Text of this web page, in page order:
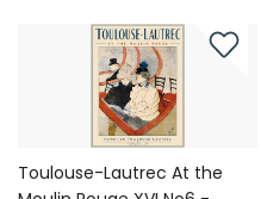
Toulouse-Lautrec At the